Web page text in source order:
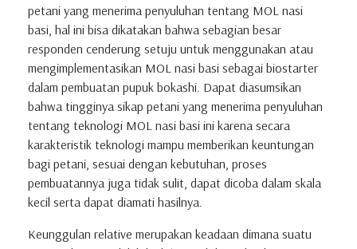
petani yang menerima penyuluhan tentang MOL nasi
basi, hal ini bisa dikatakan bahwa sebagian besar
responden cenderung setuju untuk menggunakan atau
mengimplementasikan MOL nasi basi sebagai biostarter
dalam pembuatan pupuk bokashi. Dapat diasumsikan
bahwa tingginya sikap petani yang menerima penyuluhan
tentang teknologi MOL nasi basi ini karena secara
karakteristik teknologi mampu memberikan keuntungan
bagi petani, sesuai dengan kebutuhan, proses
pembuatannya juga tidak sulit, dapat dicoba dalam skala
kecil serta dapat diamati hasilnya.
Keunggulan relative merupakan keadaan dimana suatu